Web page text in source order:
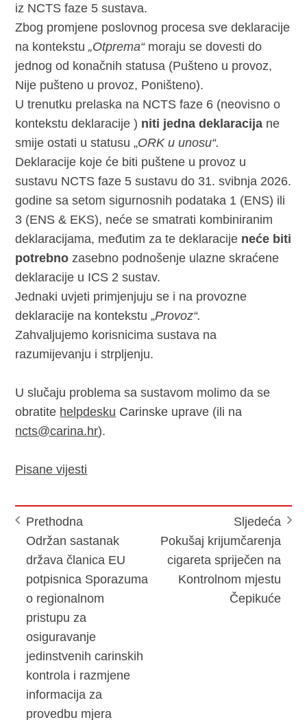
iz NCTS faze 5 sustava.
Zbog promjene poslovnog procesa sve deklaracije
na kontekstu„Otprema“ moraju se dovesti do
jednog od konačnih statusa (Pušteno u provoz,
Nije pušteno u provoz, Poništeno).
U trenutku prelaska na NCTS faze 6 (neovisno o
kontekstu deklaracije ) niti jedna deklaracija ne
smije ostati u statusu „ORK u unosu“.
Deklaracije koje će biti puštene u provoz u
sustavu NCTS faze 5 sustavu do 31. svibnja 2026.
godine sa setom sigurnosnih podataka 1 (ENS) ili
3 (ENS & EKS), neće se smatrati kombiniranim
deklaracijama, međutim za te deklaracije neće biti
potrebno zasebno podnošenje ulazne skraćene
deklaracije u ICS 2 sustav.
Jednaki uvjeti primjenjuju se i na provozne
deklaracije na kontekstu „Provoz“.
Zahvaljujemo korisnicima sustava na
razumijevanju i strpljenju.
U slučaju problema sa sustavom molimo da se
obratite helpdesku Carinske uprave (ili na
ncts@carina.hr).
Pisane vijesti
Prethodna
Održan sastanak
država članica EU
potpisnica Sporazuma
o regionalnom
pristupu za
osiguravanje
jedinstvenih carinskih
kontrola i razmjene
informacija za
provedbu mjera
Sljedeća
Pokušaj krijumčarenja
cigareta spriječen na
Kontrolnom mjestu
Čepikuće